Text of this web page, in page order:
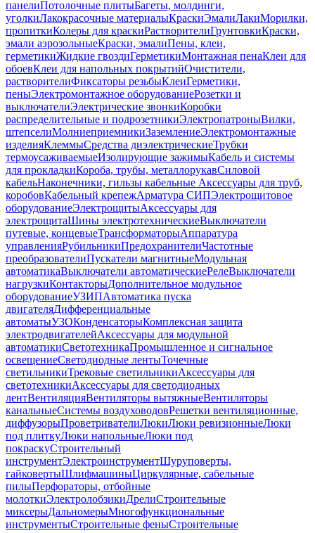
панелиПотолочные плитыБагеты, молдинги,
уголкиЛакокрасочные материалыКраскиЭмалиЛакиМорилки,
пропиткиКолеры для краскиРастворителиГрунтовкиКраски,
эмали аэрозольныеКраски, эмалиПены, клеи,
герметикиЖидкие гвоздиГерметикиМонтажная пенаКлеи для
обоевКлеи для напольных покрытийОчистители,
растворителиФиксаторы резьбыКлеиГерметики,
пеныЭлектромонтажное оборудованиеРозетки и
выключателиЭлектрические звонкиКоробки
распределительные и подрозетникиЭлектропатроныВилки,
штепселиМолниеприемникиЗаземлениеЭлектромонтажные
изделияКлеммыСредства диэлектрическиеТрубки
термоусаживаемыеИзолирующие зажимыКабель и системы
для прокладкиКороба, трубы, металлорукавСиловой
кабельНаконечники, гильзы кабельные Аксессуары для труб,
коробовКабельный крепежАрматура СИПЭлектрощитовое
оборудованиеЭлектрощитыАксессуары для
электрощитаШины электротехническиеВыключатели
путевые, концевыеТрансформаторыАппаратура
управленияРубильникиПредохранителиЧастотные
преобразователиПускатели магнитныеМодульная
автоматикаВыключатели автоматическиеРелеВыключатели
нагрузкиКонтакторыДополнительное модульное
оборудованиеУЗИПАвтоматика пуска
двигателяДифференциальные
автоматыУЗОКонденсаторыКомплексная защита
электродвигателейАксессуары для модульной
автоматикиСветотехникаПромышленное и сигнальное
освещениеСветодиодные лентыТочечные
светильникиТрековые светильникиАксессуары для
светотехникиАксессуары для светодиодных
лентВентиляцияВентиляторы вытяжныеВентиляторы
канальныеСистемы воздуховодовРешетки вентиляционные,
диффузорыПроветривателиЛюкиЛюки ревизионныеЛюки
под плиткуЛюки напольныеЛюки под
покраскуСтроительный
инструментЭлектроинструментШуруповерты,
гайковертыШлифмашиныЦиркулярные, сабельные
пилыПерфораторы, отбойные
молоткиЭлектролобзикиДрелиСтроительные
миксерыДальномерыМногофункциональные
инструментыСтроительные феныСтроительные